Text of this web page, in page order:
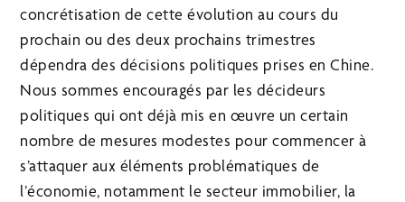
concrétisation de cette évolution au cours du
prochain ou des deux prochains trimestres
dépendra des décisions politiques prises en Chine.
Nous sommes encouragés par les décideurs
politiques qui ont déjà mis en œuvre un certain
nombre de mesures modestes pour commencer à
s’attaquer aux éléments problématiques de
l’économie, notamment le secteur immobilier, la